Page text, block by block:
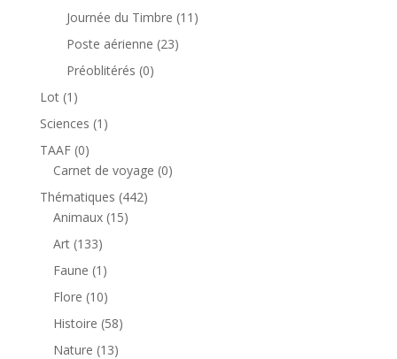
produits
Journée du Timbre 11 11
Poste aérienne 2323
Préoblitérés 00
Lot 1 1
produit
Sciences 1 1
TAAF 00
produit
Carnet de voyage 00
Thématiques 442442
Animaux 1515
Art 133133
produits
Faune 1 1
produit
Flore 1010
produits
Histoire 5858
Nature 1313